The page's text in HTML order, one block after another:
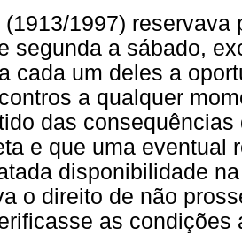
(1913/1997)
segunda a sábado,
cada um deles a
a qualquer
das
e que uma eventual
disponibilidade
o direito de não
as condições